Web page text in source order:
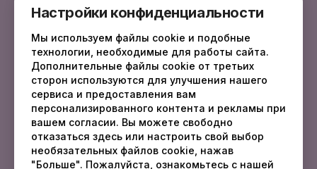
Документация API
Документация
FAQ
КОНТАКТЫ
sales@fotbo.com
support @fotbo.com
Настройки конфиденциальности
Мы используем файлы cookie и подобные
технологии, необходимые для работы сайта.
Дополнительные файлы cookie от третьих
сторон используются для улучшения нашего
сервиса и предоставления вам
персонализированного контента и рекламы при
вашем согласии. Вы можете свободно
отказаться здесь или настроить свой выбор
необязательных файлов cookie, нажав
"Больше". Пожалуйста, ознакомьтесь с нашей